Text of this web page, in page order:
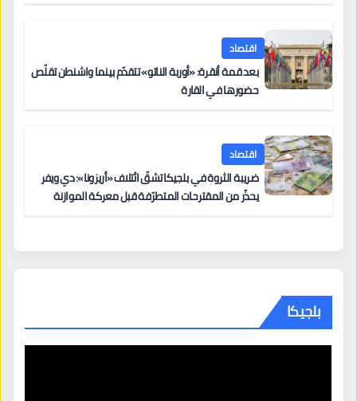
اقتصاد
بعد قمة أنقرة: «أوربة الناتو» تتقدّم بينما واشنطن تقلّص
حضورها في القارة
اقتصاد
ضريبة الثروة في بلجيكا تشقّ ائتلاف «أريزونا»: دي ويفر
يحذّر من المقترحات المتطرّفة قبل معركة الموازنة
بلجيكا